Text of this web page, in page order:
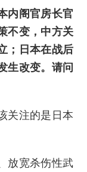
内阁官房长官
不变，中方关
；日本在战后
生改变。请问
关注的是日本
放宽杀伤性武